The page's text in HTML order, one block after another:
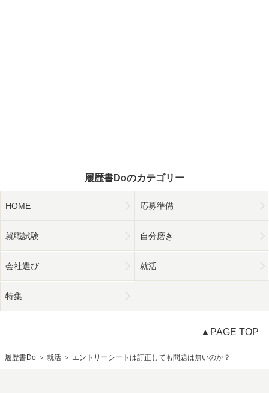
履歴書Doのカテゴリー
HOME 応募準備
就職試験 自分磨き
会社選び 就活
特集
▲PAGE TOP
履歴書Do ＞ 就活 ＞ エントリーシートは訂正しても問題は無いのか？